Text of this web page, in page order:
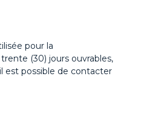
pour la
(30) jours ouvrables,
est possible de contacter